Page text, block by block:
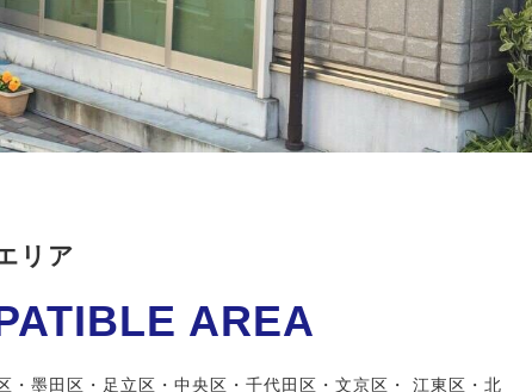
リア
AREA
・墨田区・足立区・中央区・千代田区・文京区・ 江東区・北